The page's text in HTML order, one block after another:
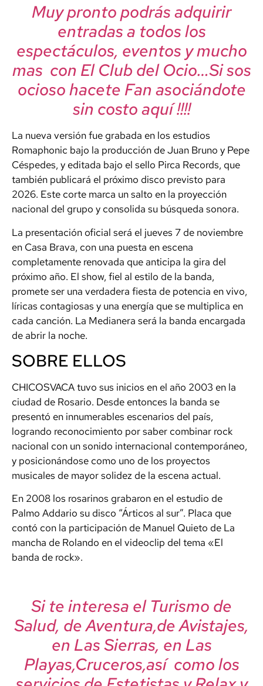
Muy pronto podrás adquirir
entradas a todos los
espectáculos, eventos y mucho
mas con El Club del Ocio…Si sos
ocioso hacete Fan asociándote
sin costo aquí !!!!
La nueva versión fue grabada en los estudios
Romaphonic bajo la producción de Juan Bruno y Pepe
Céspedes, y editada bajo el sello Pirca Records, que
también publicará el próximo disco previsto para
2026. Este corte marca un salto en la proyección
nacional del grupo y consolida su búsqueda sonora.
La presentación oficial será el jueves 7 de noviembre
en Casa Brava, con una puesta en escena
completamente renovada que anticipa la gira del
próximo año. El show, fiel al estilo de la banda,
promete ser una verdadera fiesta de potencia en vivo,
líricas contagiosas y una energía que se multiplica en
cada canción. La Medianera será la banda encargada
de abrir la noche.
SOBRE ELLOS
CHICOSVACA tuvo sus inicios en el año 2003 en la
ciudad de Rosario. Desde entonces la banda se
presentó en innumerables escenarios del país,
logrando reconocimiento por saber combinar rock
nacional con un sonido internacional contemporáneo,
y posicionándose como uno de los proyectos
musicales de mayor solidez de la escena actual.
En 2008 los rosarinos grabaron en el estudio de
Palmo Addario su disco “Árticos al sur”. Placa que
contó con la participación de Manuel Quieto de La
mancha de Rolando en el videoclip del tema «El
banda de rock».
Si te interesa el Turismo de
Salud, de Aventura,de Avistajes,
en Las Sierras, en Las
Playas,Cruceros,así como los